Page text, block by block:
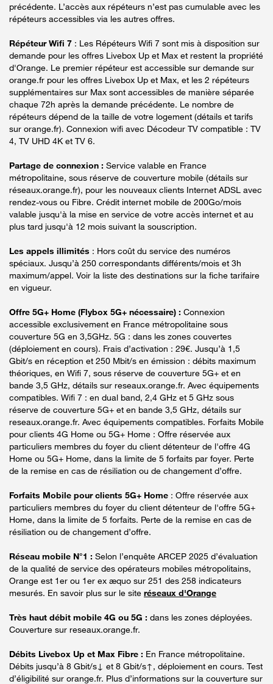
précédente. L’accès aux répéteurs n’est pas cumulable avec les
répéteurs accessibles via les autres offres.
Répéteur Wifi 7 : Les Répéteurs Wifi 7 sont mis à disposition sur
demande pour les offres Livebox Up et Max et restent la propriété
d'Orange. Le premier répéteur est accessible sur demande sur
orange.fr pour les offres Livebox Up et Max, et les 2 répéteurs
supplémentaires sur Max sont accessibles de manière séparée
chaque 72h après la demande précédente. Le nombre de
répéteurs dépend de la taille de votre logement (détails et tarifs
sur orange.fr). Connexion wifi avec Décodeur TV compatible : TV
4, TV UHD 4K et TV 6.
Partage de connexion : Service valable en France
métropolitaine, sous réserve de couverture mobile (détails sur
réseaux.orange.fr), pour les nouveaux clients Internet ADSL avec
rendez-vous ou Fibre. Crédit internet mobile de 200Go/mois
valable jusqu'à la mise en service de votre accès internet et au
plus tard jusqu'à 12 mois suivant la souscription.
Les appels illimités : Hors coût du service des numéros
spéciaux. Jusqu’à 250 correspondants différents/mois et 3h
maximum/appel. Voir la liste des destinations sur la fiche tarifaire
en vigueur.
Offre 5G+ Home (Flybox 5G+ nécessaire) : Connexion
accessible exclusivement en France métropolitaine sous
couverture 5G en 3,5GHz. 5G : dans les zones couvertes
(déploiement en cours). Frais d’activation : 29€. Jusqu’à 1,5
Gbit/s en réception et 250 Mbit/s en émission : débits maximum
théoriques, en Wifi 7, sous réserve de couverture 5G+ et en
bande 3,5 GHz, détails sur reseaux.orange.fr. Avec équipements
compatibles. Wifi 7 : en dual band, 2,4 GHz et 5 GHz sous
réserve de couverture 5G+ et en bande 3,5 GHz, détails sur
reseaux.orange.fr. Avec équipements compatibles. Forfaits Mobile
pour clients 4G Home ou 5G+ Home : Offre réservée aux
particuliers membres du foyer du client détenteur de l'offre 4G
Home ou 5G+ Home, dans la limite de 5 forfaits par foyer. Perte
de la remise en cas de résiliation ou de changement d’offre.
Forfaits Mobile pour clients 5G+ Home : Offre réservée aux
particuliers membres du foyer du client détenteur de l'offre 5G+
Home, dans la limite de 5 forfaits. Perte de la remise en cas de
résiliation ou de changement d’offre.
Réseau mobile N°1 : Selon l’enquête ARCEP 2025 d’évaluation
de la qualité de service des opérateurs mobiles métropolitains,
Orange est 1er ou 1er ex æquo sur 251 des 258 indicateurs
mesurés. En savoir plus sur le site réseaux d'Orange
Très haut débit mobile 4G ou 5G : dans les zones déployées.
Couverture sur reseaux.orange.fr.
Débits Livebox Up et Max Fibre : En France métropolitaine.
Débits jusqu’à 8 Gbit/s↓ et 8 Gbit/s↑, déploiement en cours. Test
d’éligibilité sur orange.fr. Plus d’informations sur la couverture sur